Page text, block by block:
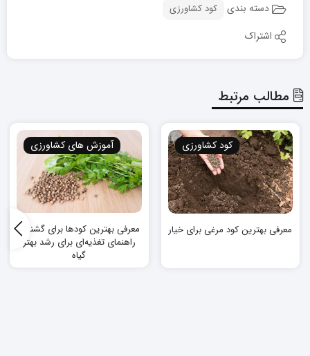
دسته بندی کود کشاورزی
اشتراک
مطالب مرتبط
کود کشاورزی
معرفی بهترین کود مرغی برای خیار
آموزش های کشاورزی
معرفی بهترین کودها برای گشنیز :
راهنمای تغذیه‌ای برای رشد بهتر
گیاه